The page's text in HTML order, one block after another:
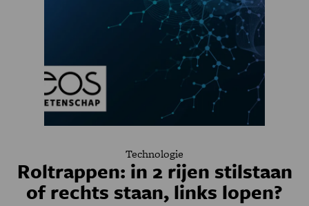
Technologie
Roltrappen: in 2 rijen stilstaan
of rechts staan, links lopen?